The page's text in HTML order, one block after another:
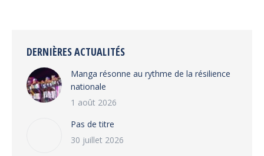
DERNIÈRES ACTUALITÉS
Manga résonne au rythme de la résilience
nationale
1 août 2026
Pas de titre
30 juillet 2026